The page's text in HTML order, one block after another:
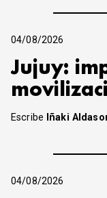
04/08/2026
Jujuy:
Escribe Iñaki
04/08/2026